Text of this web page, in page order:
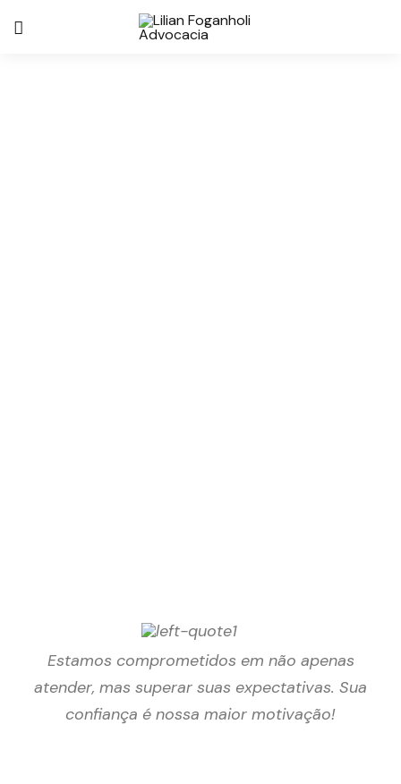
Estamos comprometidos em não apenas
atender, mas superar suas expectativas. Sua
confiança é nossa maior motivação!